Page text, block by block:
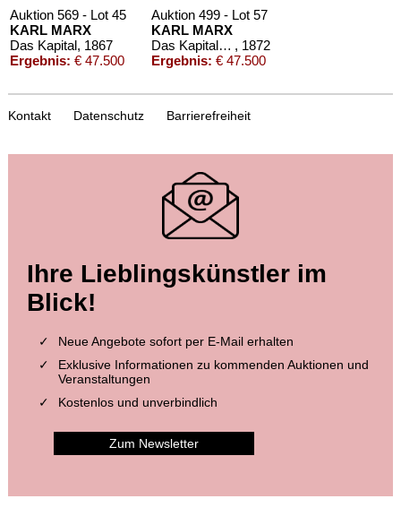
Auktion 569 - Lot 45
KARL MARX
Das Kapital, 1867
Ergebnis: € 47.500
Auktion 499 - Lot 57
KARL MARX
Das Kapital. Mit eigh. Widmung , 1872
Ergebnis: € 47.500
Auktion 434 - Lot 54
KARL MARX
, 1851
Ergebnis:€ 12.600
Auktion 414 - Lot 318
KARL MARX
Kontakt Datenschutz Barrierefreiheit
Ihre Lieblingskünstler im
Blick!
Neue Angebote sofort per E-Mail erhalten
Exklusive Informationen zu kommenden Auktionen und
Veranstaltungen
Kostenlos und unverbindlich
Zum Newsletter